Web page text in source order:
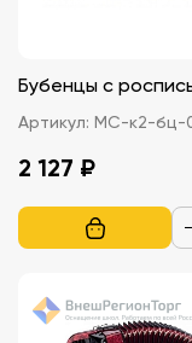
Бубенцы с
Артикул: МС-к2-бц-
2 127 ₽
−